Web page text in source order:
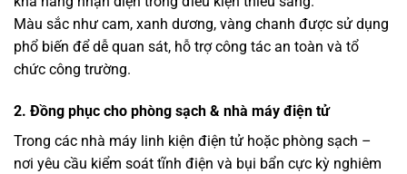
Màu sắc như cam, xanh dương, vàng chanh được sử dụng
phổ biến để dễ quan sát, hỗ trợ công tác an toàn và tổ
chức công trường.
2. Đồng phục cho phòng sạch & nhà máy điện tử
Trong các nhà máy linh kiện điện tử hoặc phòng sạch –
nơi yêu cầu kiểm soát tĩnh điện và bụi bẩn cực kỳ nghiêm